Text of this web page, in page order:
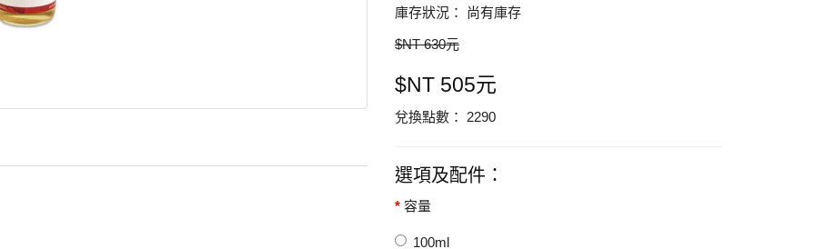
庫存狀況： 尚有庫存
$NT 630元
$NT 505元
兌換點數： 2290
選項及配件：
容量
100ml